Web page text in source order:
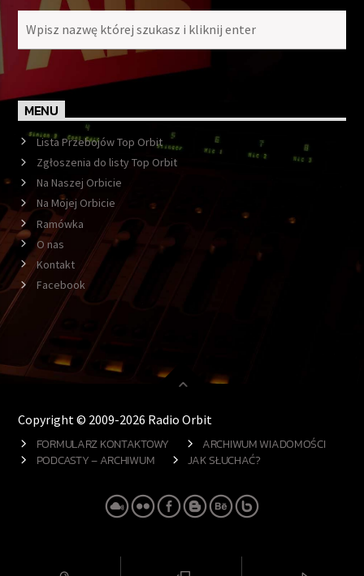
MENU
Lista Przebojów Top Orbit
Zgłoszenia do listy Top Orbit
Na Naszej Orbicie
Na Mojej Orbicie
Ramówka
O nas
Kontakt
Facebook
Copyright © 2009-2026 Radio Orbit
FORMULARZ KONTAKTOWY
ARCHIWUM WIADOMOŚCI
PODCASTY – ARCHIWUM
JAK SŁUCHAĆ?